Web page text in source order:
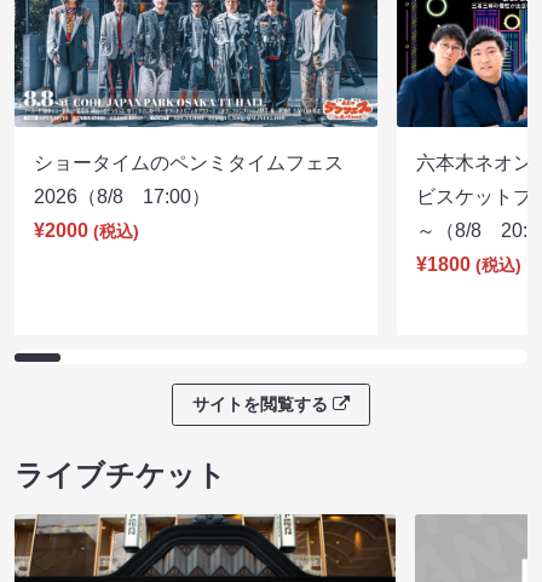
ショータイムのペンミタイムフェス
2026（8/8 17:00）
¥2000 (税込)
六本木ネオン
ビスケットブ
～（8/8
¥1800 (税込)
サイトを閲覧する
ライブチケット